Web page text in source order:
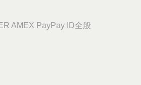
AMEX PayPay ID全般